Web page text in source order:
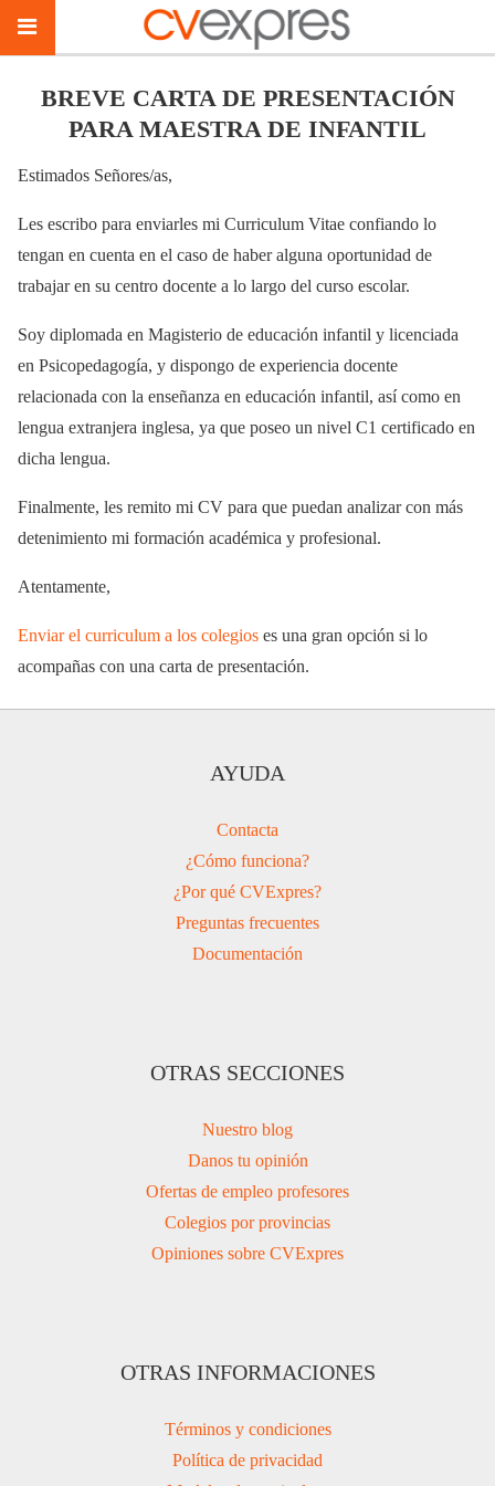
BREVE CARTA DE PRESENTACIÓN
PARA MAESTRA DE INFANTIL
Estimados Señores/as,
Les escribo para enviarles mi Curriculum Vitae confiando lo
tengan en cuenta en el caso de haber alguna oportunidad de
trabajar en su centro docente a lo largo del curso escolar.
Soy diplomada en Magisterio de educación infantil y licenciada
en Psicopedagogía, y dispongo de experiencia docente
relacionada con la enseñanza en educación infantil, así como en
lengua extranjera inglesa, ya que poseo un nivel C1 certificado en
dicha lengua.
Finalmente, les remito mi CV para que puedan analizar con más
detenimiento mi formación académica y profesional.
Atentamente,
Enviar el curriculum a los colegios es una gran opción si lo
acompañas con una carta de presentación.
AYUDA
Contacta
¿Cómo funciona?
¿Por qué CVExpres?
Preguntas frecuentes
Documentación
OTRAS SECCIONES
Nuestro blog
Danos tu opinión
Ofertas de empleo profesores
Colegios por provincias
Opiniones sobre CVExpres
OTRAS INFORMACIONES
Términos y condiciones
Política de privacidad